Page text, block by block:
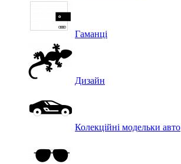
Гаманці
Дизайн
Колекційні модельки авто